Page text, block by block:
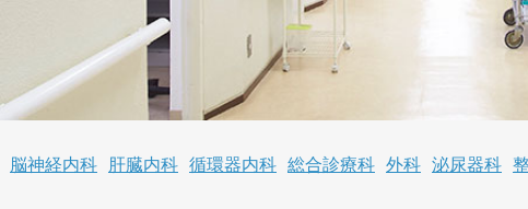
脳神経内科 肝臓内科 循環器内科 総合診療科 外科 泌尿器科